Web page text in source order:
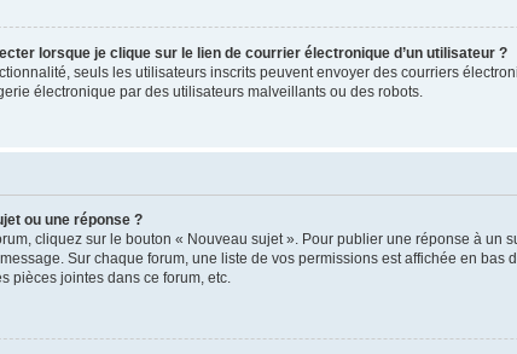
lorsque je clique sur le lien de courrier électronique d’un utilisateur ?
seuls les utilisateurs inscrits peuvent envoyer des courriers
électronique par des utilisateurs malveillants ou des robots.
ou une réponse ?
cliquez sur le bouton « Nouveau sujet ». Pour publier une réponse à
Sur chaque forum, une liste de vos permissions est affichée en
pièces jointes dans ce forum, etc.